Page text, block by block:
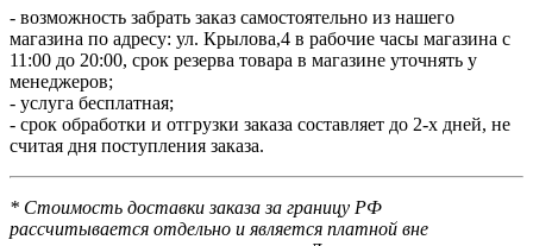
- возможность забрать заказ самостоятельно из нашего
магазина по адресу: ул. Крылова,4 в рабочие часы магазина с
11:00 до 20:00, срок резерва товара в магазине уточнять у
менеджеров;
- услуга бесплатная;
- срок обработки и отгрузки заказа составляет до 2-х дней, не
считая дня поступления заказа.
* Стоимость доставки заказа за границу РФ
рассчитывается отдельно и является платной вне